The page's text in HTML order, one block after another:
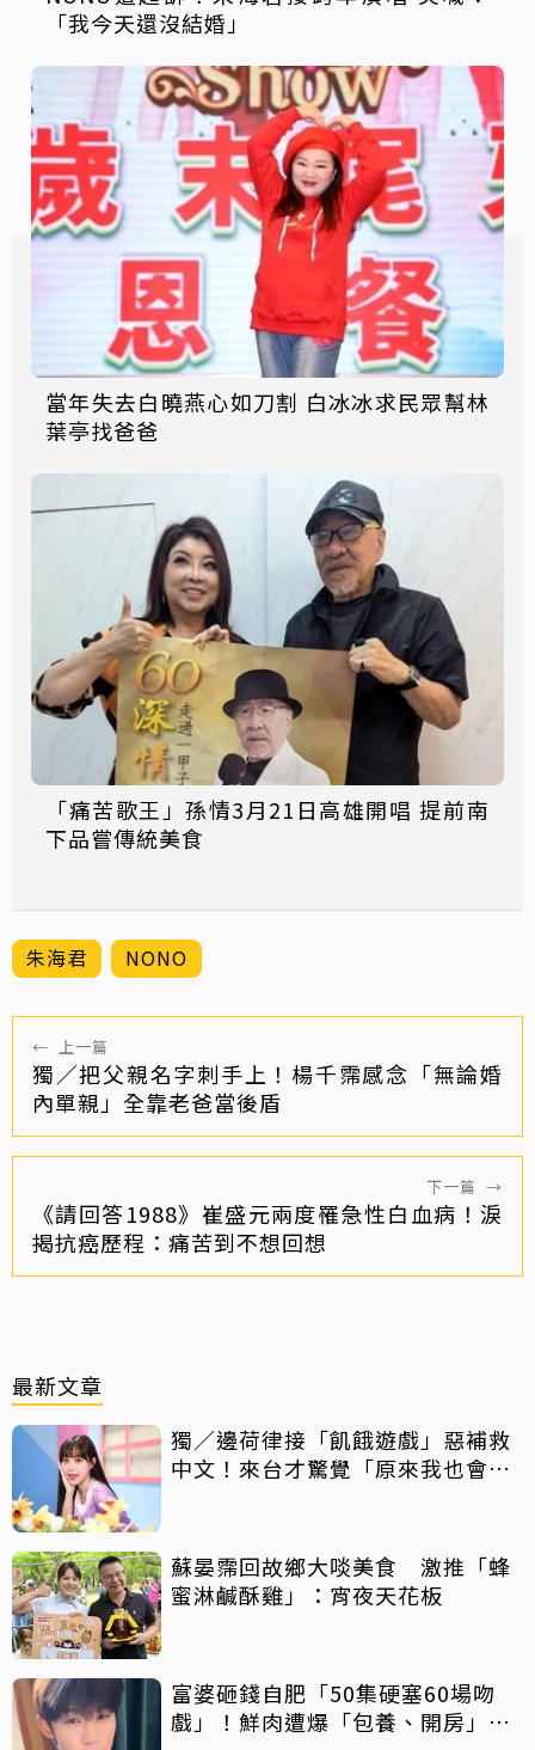
「我今天還沒結婚」
當年失去白曉燕心如刀割 白冰冰求民眾幫林
葉亭找爸爸
「痛苦歌王」孫情3月21日高雄開唱 提前南
下品嘗傳統美食
朱海君 NONO
← 上一篇
獨／把父親名字刺手上！楊千霈感念「無論婚
內單親」全靠老爸當後盾
下一篇 →
《請回答1988》崔盛元兩度罹急性白血病！淚
揭抗癌歷程：痛苦到不想回想
最新文章
獨／邊荷律接「飢餓遊戲」惡補救
中文！來台才驚覺「原來我也會
蘇晏霈回故鄉大啖美食 激推「蜂
蜜淋鹹酥雞」：宵夜天花板
富婆砸錢自肥「50集硬塞60場吻
戲」！鮮肉遭爆「包養、開房」全